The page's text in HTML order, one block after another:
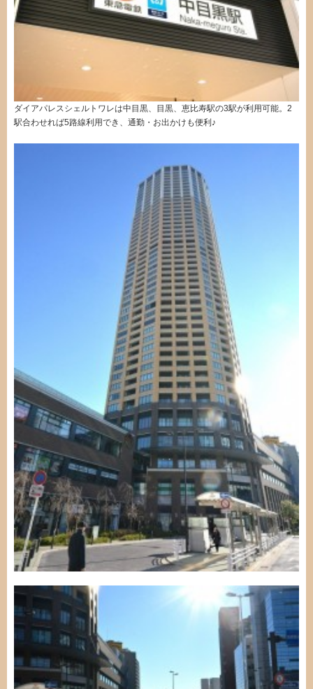
ダイアパレスシェルトワレは中目黒、目黒、恵比寿駅の3駅が利用可能。2
駅合わせれば5路線利用でき、通勤・お出かけも便利♪